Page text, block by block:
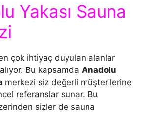
Yakası Sauna
çok ihtiyaç duyulan alanlar
Bu kapsamda Anadolu
merkezi siz değerli müşterilerine
referanslar sunar. Bu
sizler de sauna